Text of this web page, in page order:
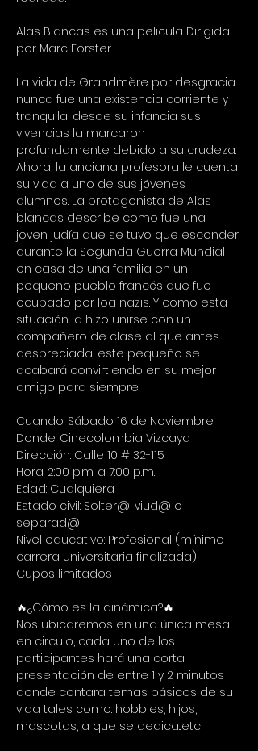
Alas Blancas es una pelicula Dirigida
por Marc Forster.
La vida de Grandmère por desgracia
nunca fue una existencia corriente y
tranquila, desde su infancia sus
vivencias la marcaron
profundamente debido a su crudeza.
Ahora, la anciana profesora le cuenta
su vida a uno de sus jóvenes
alumnos. La protagonista de Alas
blancas describe como fue una
joven judía que se tuvo que esconder
durante la Segunda Guerra Mundial
en casa de una familia en un
pequeño pueblo francés que fue
ocupado por loa nazis. Y como esta
situación la hizo unirse con un
compañero de clase al que antes
despreciada, este pequeño se
acabará convirtiendo en su mejor
amigo para siempre.
Cuando: Sábado 16 de Noviembre
Donde: Cinecolombia Vizcaya
Dirección: Calle 10 # 32-115
Hora: 2:00 p.m. a 7:00 p.m.
Edad: Cualquiera
Estado civil: Solter@, viud@ o
separad@
Nivel educativo: Profesional (mínimo
carrera universitaria finalizada)
Cupos limitados
🔥¿Cómo es la dinámica?🔥
Nos ubicaremos en una única mesa
en circulo, cada uno de los
participantes hará una corta
presentación de entre 1 y 2 minutos
donde contara temas básicos de su
vida tales como: hobbies, hijos,
mascotas, a que se dedica...etc